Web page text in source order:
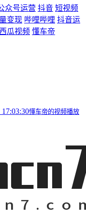
众号运营 抖音 短视频
变现 哔哩哔哩 抖音运
西瓜视频 懂车帝
17:03:30懂车帝的视频播放